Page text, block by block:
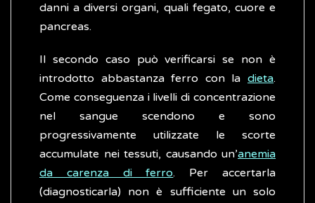
danni a diversi organi, quali fegato, cuore e
pancreas.
Il secondo caso può verificarsi se non è
introdotto abbastanza ferro con la dieta.
Come conseguenza i livelli di concentrazione
nel sangue scendono e sono
progressivamente utilizzate le scorte
accumulate nei tessuti, causando un’anemia
da carenza di ferro. Per accertarla
(diagnosticarla) non è sufficiente un solo